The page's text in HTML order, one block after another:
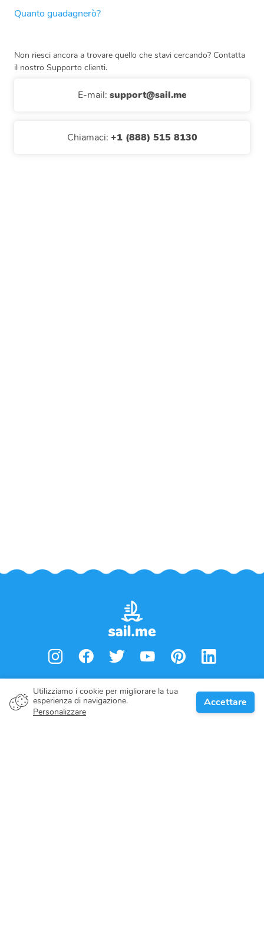
Utilizziamo i cookie per migliorare la tua
esperienza di navigazione.
Personalizzare
Accettare
Quanto guadagnerò?
Non riesci ancora a trovare quello che stavi cercando? Contatta
il nostro Supporto clienti.
E-mail: support@sail.me
Chiamaci: +1 (888) 515 8130